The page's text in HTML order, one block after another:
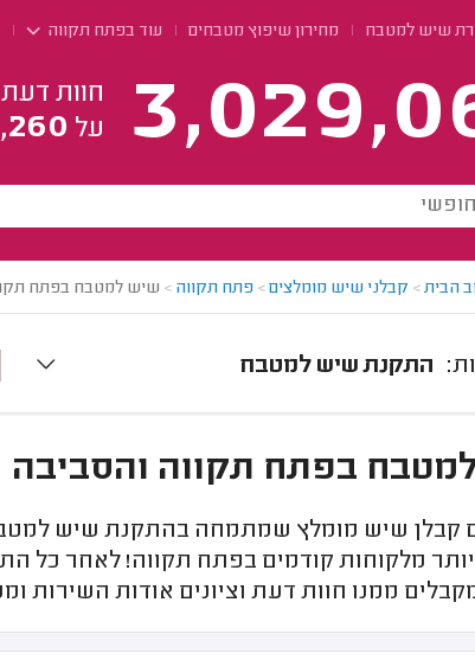
שיש למטבח מחירון שיפוץ מטבחים עוד בפתח תקווה
חוות
על
הבית> קבלני שיש מומלצים> פתח תקווה > שיש למטבח בפתח
התקנת שיש למטבח
בפתח תקווה והסביבה
קבלן שיש מומלץ שמתמחה בהתקנת שיש
מלקוחות קודמים בפתח תקווה! לאחר
ממנו חוות דעת וציונים אודות השירות